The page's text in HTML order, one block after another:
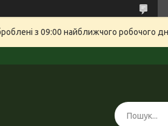
з 09:00 найближчого робочого